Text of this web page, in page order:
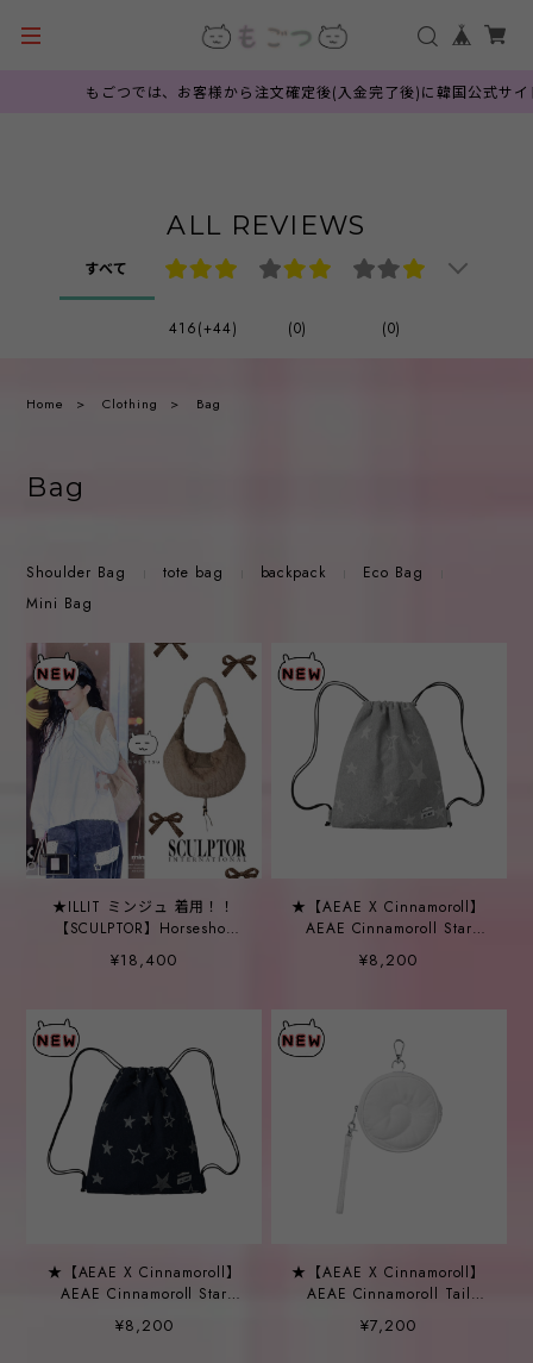
もごつでは、お客様から注文確定後(入金完了後)に韓国公式サイト
ALL REVIEWS
すべて
416(+44) (0) (0)
Home Clothing Bag
Bag
Shoulder Bag tote bag backpack
Eco Bag
Mini Bag
★ILLIT ミンジュ 着用！！
【SCULPTOR】Horseshoe
¥18,400
★【AEAE X Cinnamoroll】
AEAE Cinnamoroll Star
¥8,200
★【AEAE X Cinnamoroll】
AEAE Cinnamoroll Star
Gymsack Navy
¥8,200
★【AEAE X Cinnamoroll】
AEAE Cinnamoroll Tail
Padded Pocket White
¥7,200